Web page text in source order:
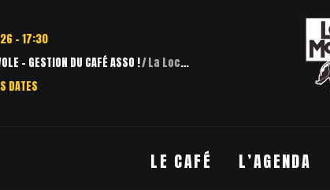
- 17:30
– GESTION DU CAFÉ ASSO ! La Loco-Motive 48
DATES
LE CAFÉ L’AGENDA